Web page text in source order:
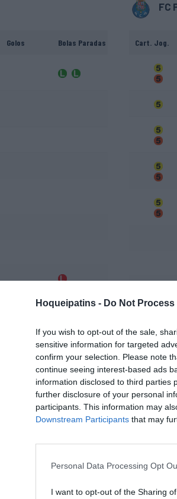
Hoqueipatins - Do Not
If you wish to opt-out of the sale,
sensitive information for targeted
confirm your selection. Please note
continue seeing interest-based ads
information disclosed to third parties
further disclosure of your personal
participants. This information may
Downstream Participants that may
Personal Data Processing Opt
I want to opt-out of the Sharing
Golos Bolas Paradas
FC
Cart. Jog.